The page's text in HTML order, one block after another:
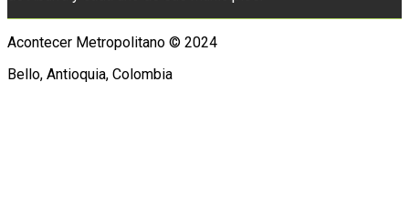
Acontecer Metropolitano © 2024
Bello, Antioquia, Colombia